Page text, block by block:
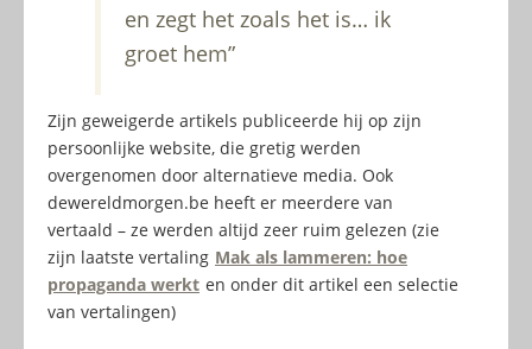
en zegt het zoals het is… ik
groet hem”
Zijn geweigerde artikels publiceerde hij op zijn
persoonlijke website, die gretig werden
overgenomen door alternatieve media. Ook
dewereldmorgen.be heeft er meerdere van
vertaald – ze werden altijd zeer ruim gelezen (zie
zijn laatste vertaling Mak als lammeren: hoe
propaganda werkt en onder dit artikel een selectie
van vertalingen)